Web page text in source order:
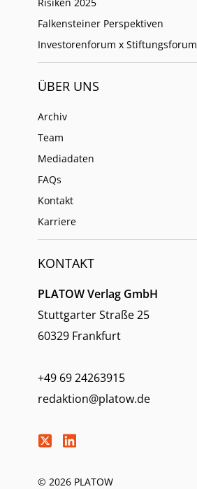
Falkensteiner Perspektiven
Investorenforum x Stiftungsforum
ÜBER UNS
Archiv
Team
Mediadaten
FAQs
Kontakt
Karriere
KONTAKT
PLATOW Verlag GmbH
Stuttgarter Straße 25
60329 Frankfurt
+49 69 24263915
redaktion@platow.de
© 2026 PLATOW